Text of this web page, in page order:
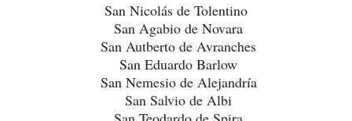
San Nicolás de Tolentino
San Agabio de Novara
San Autberto de Avranches
San Eduardo Barlow
San Nemesio de Alejandría
San Salvio de Albi